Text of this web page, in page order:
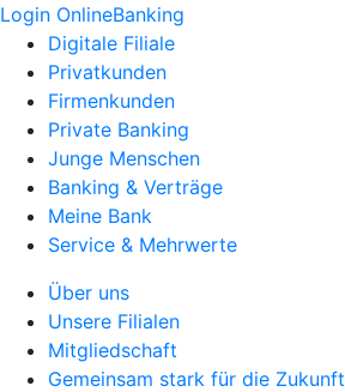
Login OnlineBanking
Digitale Filiale
Privatkunden
Firmenkunden
Private Banking
Junge Menschen
Banking & Verträge
Meine Bank
Service & Mehrwerte
Über uns
Unsere Filialen
Mitgliedschaft
Gemeinsam stark für die Zukunft